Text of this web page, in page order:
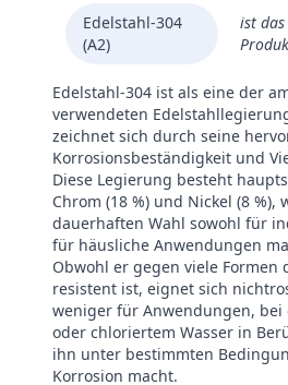
Edelstahl-304
(A2)
ist
Edelstahl-304 ist als eine der
verwendeten
zeichnet sich durch seine
Korrosionsbeständigkeit und
Diese Legierung besteht
Chrom (18 %) und Nickel (8 %),
dauerhaften Wahl sowohl für
für häusliche Anwendungen
Obwohl er gegen viele Formen
resistent ist, eignet sich
weniger für Anwendungen, bei
oder chloriertem Wasser in
ihn unter bestimmten
Korrosion macht.